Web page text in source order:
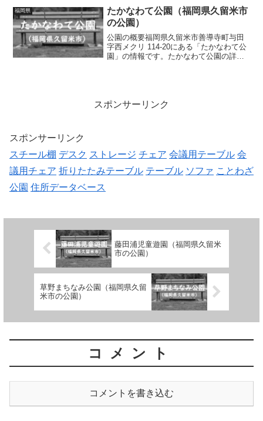
具（滑り台、アスレチック遊具、チェー
ン遊具）、砂場、ベ...
福岡県
たかなわて公園（福岡県久留米市
の公園）
公園の概要福岡県久留米市善導寺町与田
字西メクリ 114-20にある「たかなわて公
園」の情報です。たかなわて公園の詳細
スポンサーリンク
スポンサーリンク
スチール棚 デスク ストレージ チェア 会議用テーブル 会
議用チェア 折りたたみテーブル テーブル ソファ ことわざ
公園 住所データベース
藤田浦児童遊園（福岡県久留米
市の公園）
草野まちなみ公園（福岡県久留
米市の公園）
コメント
コメントを書き込む